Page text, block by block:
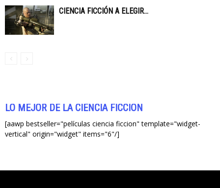
CIENCIA FICCIÓN A ELEGIR…
LO MEJOR DE LA CIENCIA FICCIÓN
[aawp bestseller="películas ciencia ficcion" template="widget-
vertical" origin="widget" items="6"/]